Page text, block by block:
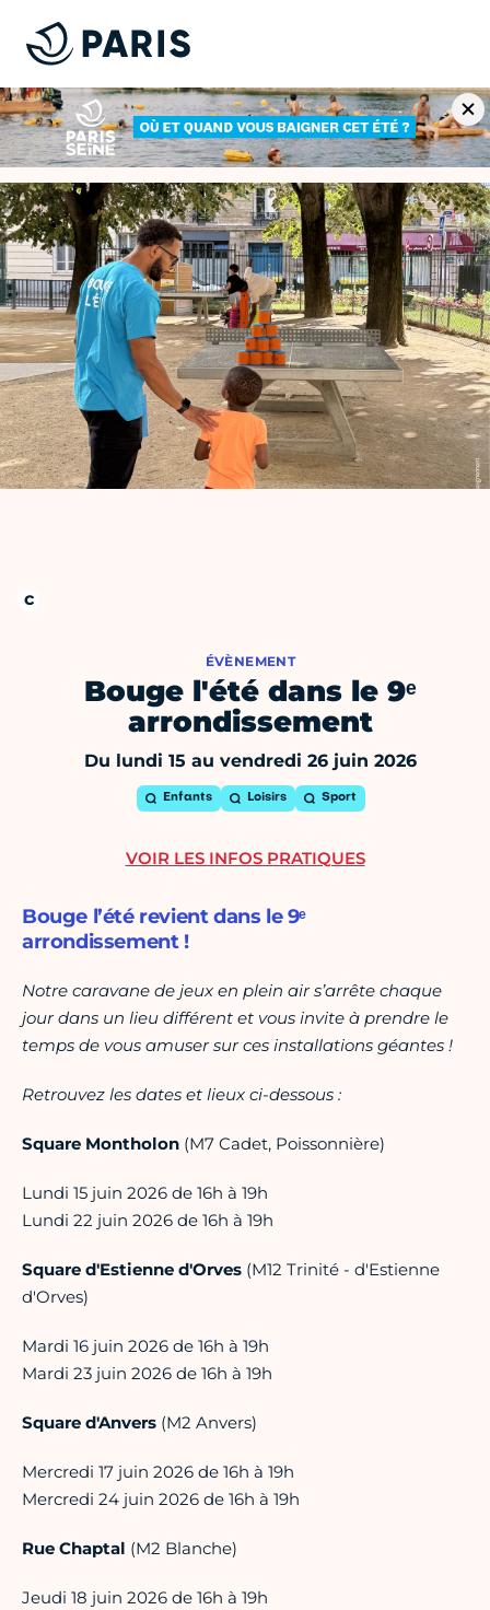
ÉVÈNEMENT
Bouge l'été dans le 9ᵉ
arrondissement
Du lundi 15 au vendredi 26 juin 2026
Enfants Loisirs Sport
Bouge l’été revient dans le 9ᵉ
arrondissement !
Notre caravane de jeux en plein air s’arrête chaque
jour dans un lieu différent et vous invite à prendre le
temps de vous amuser sur ces installations géantes !
Retrouvez les dates et lieux ci-dessous :
Square Montholon (M7 Cadet, Poissonnière)
Lundi 15 juin 2026 de 16h à 19h
Lundi 22 juin 2026 de 16h à 19h
Square d'Estienne d'Orves (M12 Trinité - d'Estienne
d'Orves)
Mardi 16 juin 2026 de 16h à 19h
Mardi 23 juin 2026 de 16h à 19h
Square d'Anvers (M2 Anvers)
Mercredi 17 juin 2026 de 16h à 19h
Mercredi 24 juin 2026 de 16h à 19h
Rue Chaptal (M2 Blanche)
Jeudi 18 juin 2026 de 16h à 19h
VOIR LES INFOS PRATIQUES